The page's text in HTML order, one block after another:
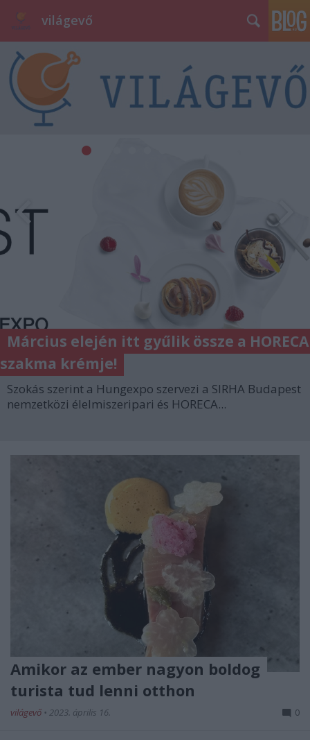
világevő
Március elején itt gyűlik össze a HORECA
szakma krémje!
Szokás szerint a Hungexpo szervezi a SIRHA Budapest
nemzetközi élelmiszeripari és HORECA...
Amikor az ember nagyon boldog
turista tud lenni otthon
világevő • 2023. április 16. 0